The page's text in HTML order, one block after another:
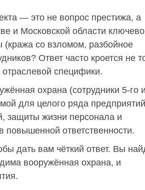
— это не вопрос престижа, а
и Московской области
(кража со взломом, разбойное
Ответ часто кроется не
специфики.
охрана (сотрудники 5-го
для целого ряда
защиты жизни персонала и
повышенной ответственности.
дать вам чёткий ответ. Вы
вооружённая охрана, и